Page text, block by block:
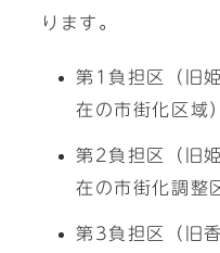
ります。
第1負担区（旧
在の市街化区域
第2負担区（旧
在の市街化調整
第3負担区（旧